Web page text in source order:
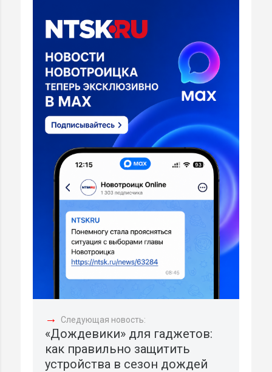
→ Следующая новость:
«Дождевики» для гаджетов:
как правильно защитить
устройства в сезон дождей